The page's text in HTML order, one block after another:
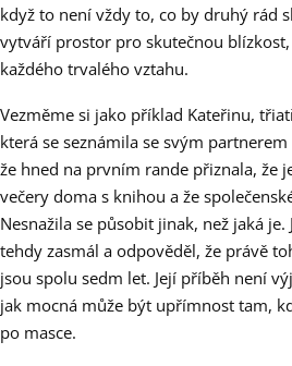
když to není vždy to, co by druhý rád
vytváří prostor pro skutečnou
každého trvalého vztahu.
Vezměme si jako příklad Kateřinu,
která se seznámila se svým
že hned na prvním rande přiznala, že
večery doma s knihou a že
Nesnažila se působit jinak, než jaká
tehdy zasmál a odpověděl, že právě
jsou spolu sedm let. Její příběh není
jak mocná může být upřímnost tam,
po masce.